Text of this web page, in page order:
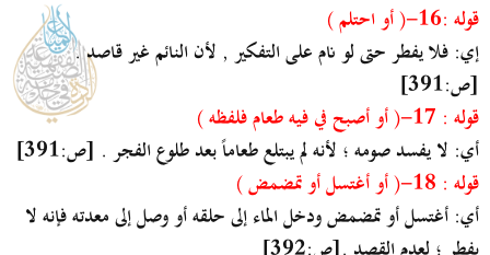
قوله :16-( أو احتلم )
إي: فلا يفطر حتى لو نام على التفكير , لأن النائم غير قاصد .
[ص:391]
قوله : 17-( أو أصبح في فيه طعام فلفظه )
أي: لا يفسد صومه ؛ لأنه لم يبتلع طعاماً بعد طلوع الفجر . [ص:391]
قوله : 18-( أو أغتسل أو تمضمض )
أي: أغتسل أو تمضمض ودخل الماء إلى حلقه أو وصل إلى معدته فإنه لا